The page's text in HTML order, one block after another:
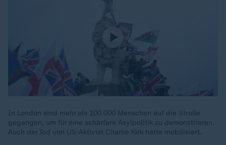
In London sind mehr als 100.000 Menschen auf die Straße
gegangen, um für eine schärfere Asylpolitik zu demonstrieren.
Auch der Tod von US-Aktivist Charlie Kirk hatte mobilisiert.